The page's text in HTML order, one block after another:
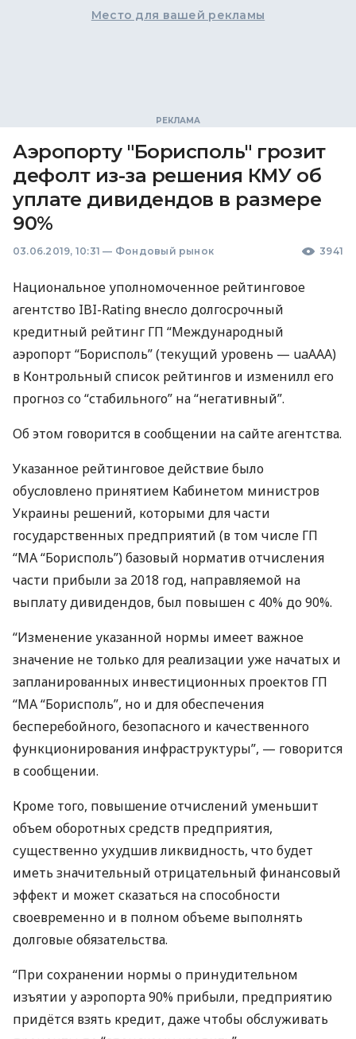
Место для вашей рекламы
Аэропорту "Борисполь" грозит
дефолт из-за решения КМУ об
уплате дивидендов в размере
90%
03.06.2019, 10:31 — Фондовый рынок 3941
Национальное уполномоченное рейтинговое
агентство IBI-Rating внесло долгосрочный
кредитный рейтинг ГП “Международный
аэропорт “Борисполь” (текущий уровень — uaAAA)
в Контрольный список рейтингов и изменилл его
прогноз со “стабильного” на “негативный”.
Об этом говорится в сообщении на сайте агентства.
Указанное рейтинговое действие было
обусловлено принятием Кабинетом министров
Украины решений, которыми для части
государственных предприятий (в том числе ГП
“МА “Борисполь”) базовый норматив отчисления
части прибыли за 2018 год, направляемой на
выплату дивидендов, был повышен с 40% до 90%.
“Изменение указанной нормы имеет важное
значение не только для реализации уже начатых и
запланированных инвестиционных проектов ГП
“МА “Борисполь”, но и для обеспечения
бесперебойного, безопасного и качественного
функционирования инфраструктуры”, — говорится
в сообщении.
Кроме того, повышение отчислений уменьшит
объем оборотных средств предприятия,
существенно ухудшив ликвидность, что будет
иметь значительный отрицательный финансовый
эффект и может сказаться на способности
своевременно и в полном объеме выполнять
долговые обязательства.
“При сохранении нормы о принудительном
изъятии у аэропорта 90% прибыли, предприятию
придётся взять кредит, даже чтобы обслуживать